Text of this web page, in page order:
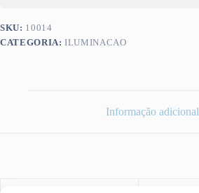
SKU: 10014
CATEGORIA:ILUMINACAO
Informação adicional